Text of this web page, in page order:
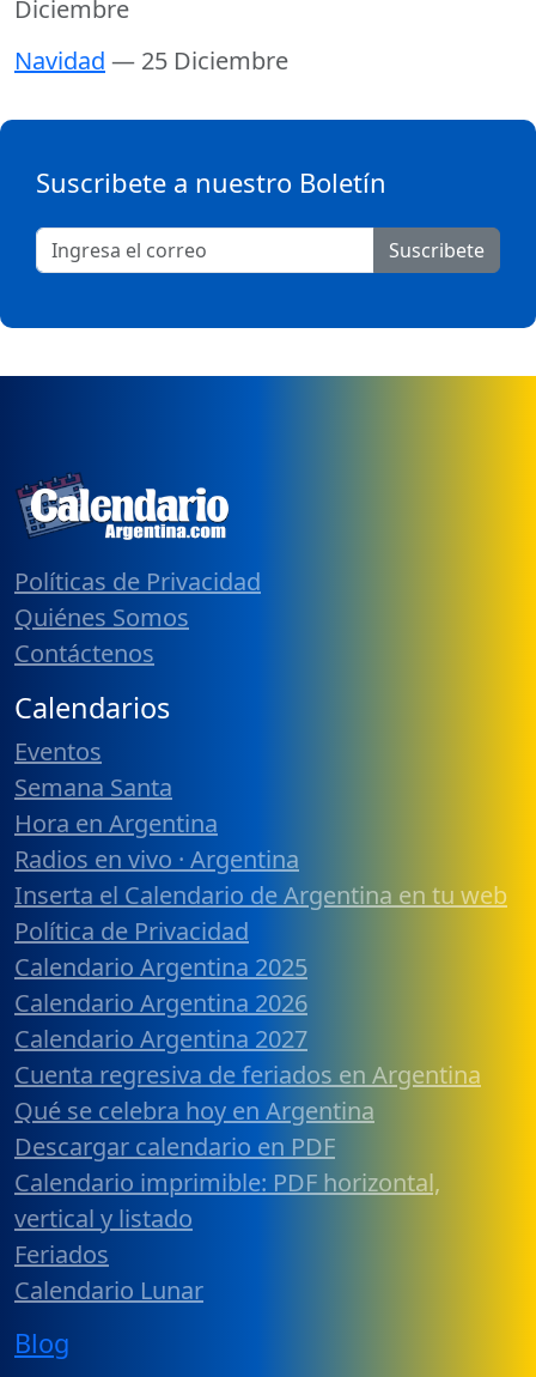
Diciembre
Navidad — 25 Diciembre
Suscribete a nuestro Boletín
Suscribete
Políticas de Privacidad
Quiénes Somos
Contáctenos
Calendarios
Eventos
Semana Santa
Hora en Argentina
Radios en vivo · Argentina
Inserta el Calendario de Argentina en tu web
Política de Privacidad
Calendario Argentina 2025
Calendario Argentina 2026
Calendario Argentina 2027
Cuenta regresiva de feriados en Argentina
Qué se celebra hoy en Argentina
Descargar calendario en PDF
Calendario imprimible: PDF horizontal,
vertical y listado
Feriados
Calendario Lunar
Blog